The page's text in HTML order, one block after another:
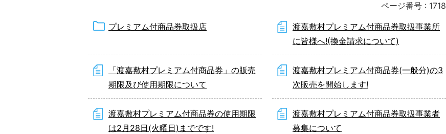
ページ番号 : 1718
プレミアム付商品券取扱店
渡嘉敷村プレミアム付商品券取扱事業所
に皆様へ!(換金請求について)
「渡嘉敷村プレミアム付商品券」の販売
期限及び使用期限について
渡嘉敷村プレミアム付商品券(一般分)の3
次販売を開始します!
渡嘉敷村プレミアム付商品券の使用期限
は2月28日(火曜日)までです!
渡嘉敷村プレミアム付商品券取扱事業者
募集について